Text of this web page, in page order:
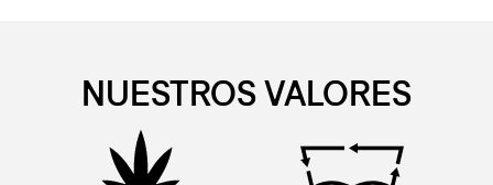
NUESTROS VALORES